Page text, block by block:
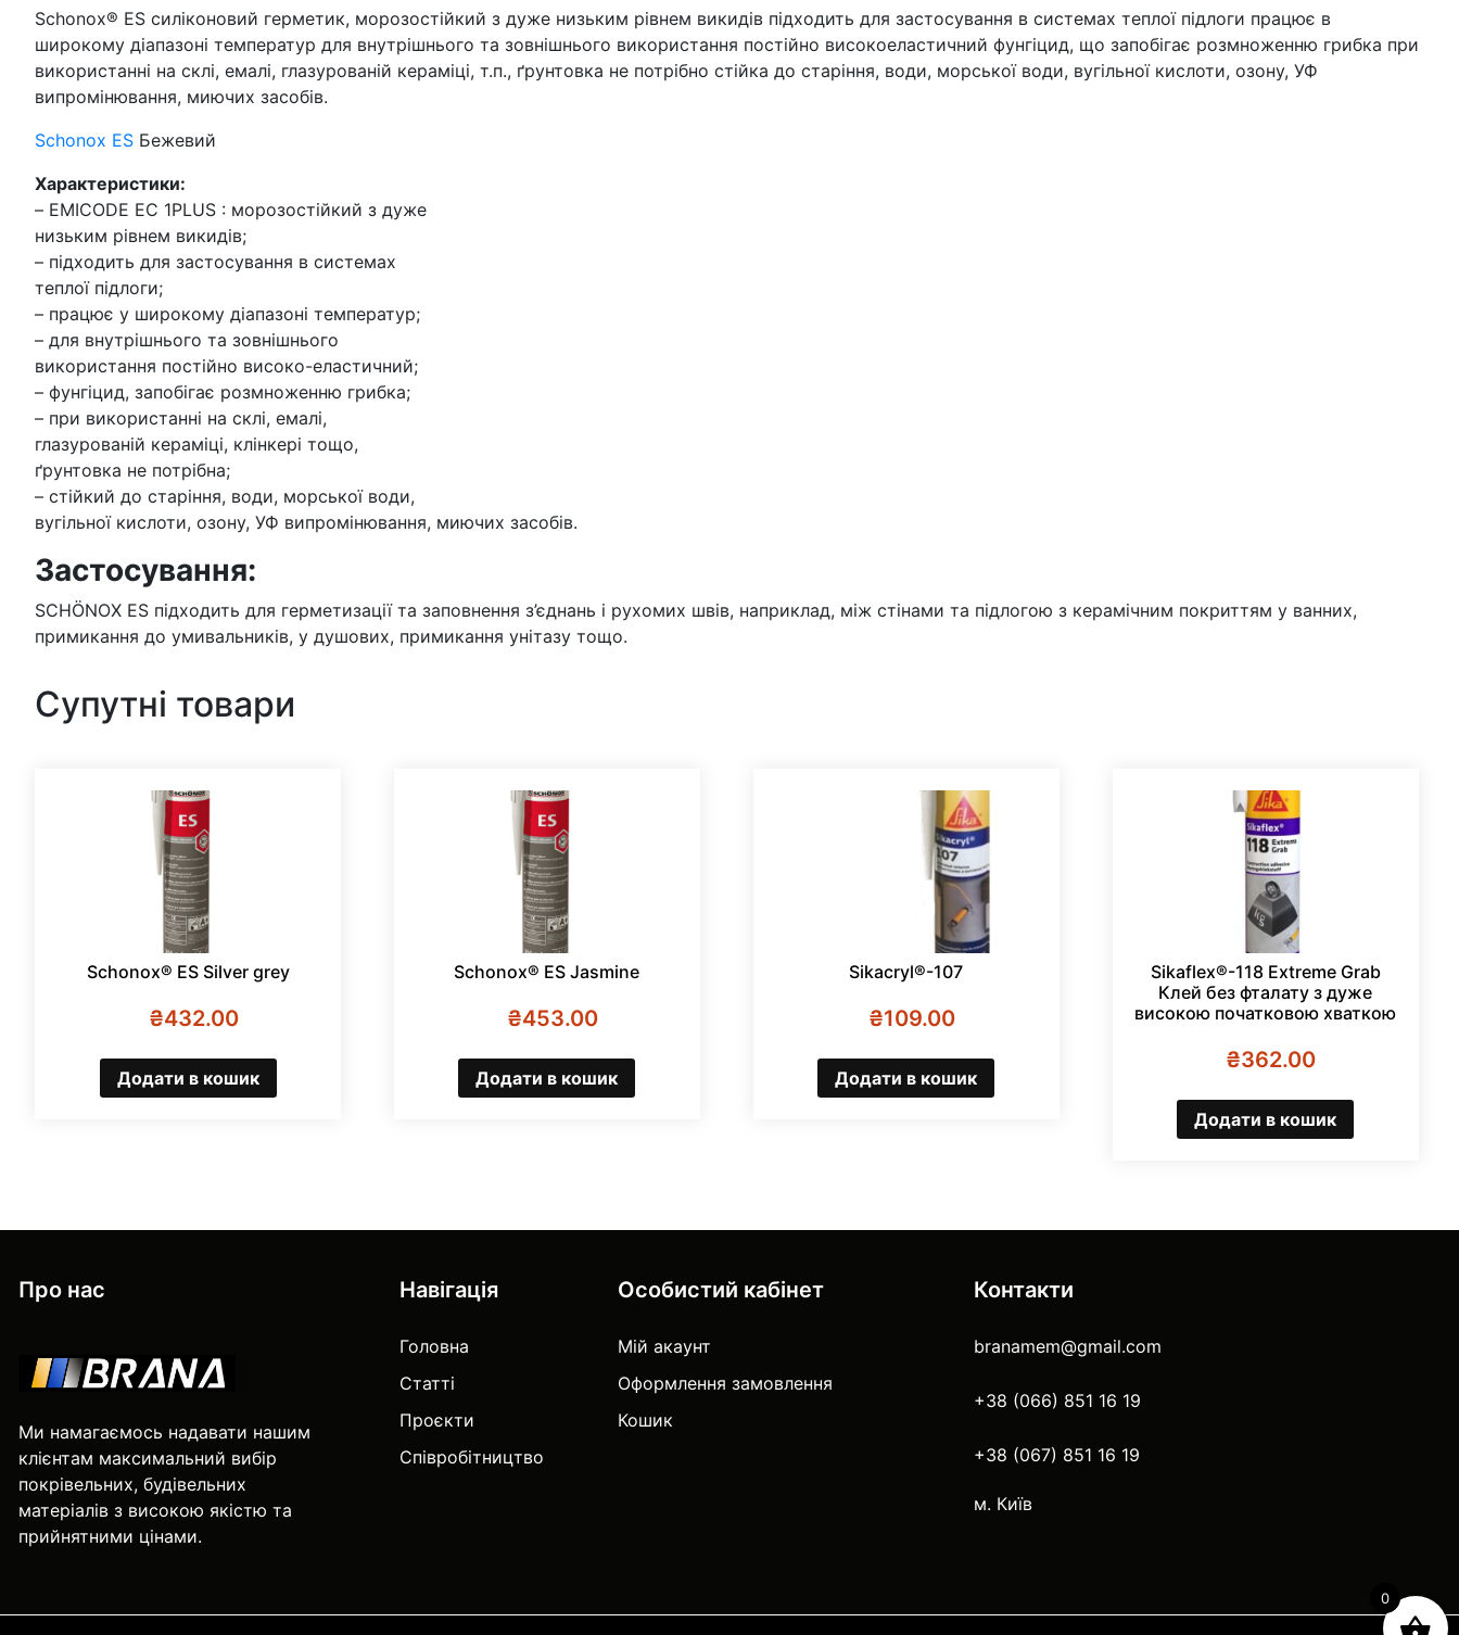
Schonox® ES силіконовий герметик, морозостійкий з дуже низьким рівнем викидів підходить для застосування в системах теплої підлоги працює в
широкому діапазоні температур для внутрішнього та зовнішнього використання постійно високоеластичний фунгіцид, що запобігає розмноженню грибка при
використанні на склі, емалі, глазурованій кераміці, т.п., ґрунтовка не потрібно стійка до старіння, води, морської води, вугільної кислоти, озону, УФ
випромінювання, миючих засобів.
Schonox ES Бежевий
Характеристики:
– EMICODE EC 1PLUS : морозостійкий з дуже
низьким рівнем викидів;
– підходить для застосування в системах
теплої підлоги;
– працює у широкому діапазоні температур;
– для внутрішнього та зовнішнього
використання постійно високо-еластичний;
– фунгіцид, запобігає розмноженню грибка;
– при використанні на склі, емалі,
глазурованій кераміці, клінкері тощо,
ґрунтовка не потрібна;
– стійкий до старіння, води, морської води,
вугільної кислоти, озону, УФ випромінювання, миючих засобів.
Застосування:
SCHÖNOX ES підходить для герметизації та заповнення з’єднань і рухомих швів, наприклад, між стінами та підлогою з керамічним покриттям у ванних,
примикання до умивальників, у душових, примикання унітазу тощо.
Супутні товари
Schonox® ES Silver grey
₴432.00
Додати в кошик
Schonox® ES Jasmine
₴453.00
Додати в кошик
Sikacryl®-107
₴109.00
Додати в кошик
Sikaflex®-118 Extreme Grab
Клей без фталату з дуже
високою початковою хваткою
₴362.00
Додати в кошик
Про нас
Ми намагаємось надавати нашим
клієнтам максимальний вибір
покрівельних, будівельних
матеріалів з високою якістю та
прийнятними цінами.
Навігація
Головна
Статті
Проєкти
Співробітництво
Особистий кабінет
Мій акаунт
Оформлення замовлення
Кошик
Контакти
branamem@gmail.com
+38 (066) 851 16 19
+38 (067) 851 16 19
м. Київ
0